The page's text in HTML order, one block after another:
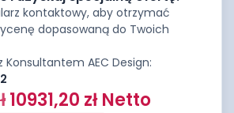
kontaktowy, aby otrzymać
dopasowaną do Twoich
Konsultantem AEC Design:
10931,20 zł Netto